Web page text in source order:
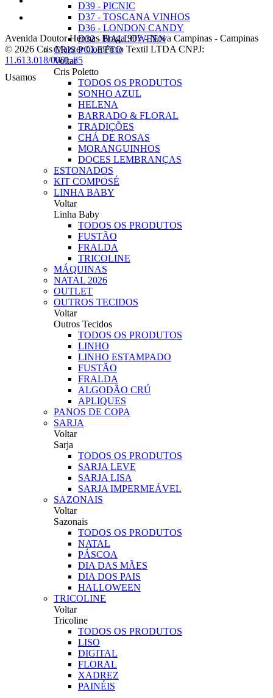
D39 - PICNIC
D37 - TOSCANA VINHOS
D36 - LONDON CANDY
D32 - HALLOWEEN
CRIS POLETTO
Voltar
Cris Poletto
TODOS OS PRODUTOS
SONHO AZUL
HELENA
BARRADO & FLORAL
TRADIÇÕES
CHÁ DE ROSAS
MORANGUINHOS
DOCES LEMBRANÇAS
ESTONADOS
KIT COMPOSÉ
LINHA BABY
Voltar
Linha Baby
TODOS OS PRODUTOS
FUSTÃO
FRALDA
TRICOLINE
MÁQUINAS
NATAL 2026
OUTLET
OUTROS TECIDOS
Voltar
Outros Tecidos
TODOS OS PRODUTOS
LINHO
LINHO ESTAMPADO
FUSTÃO
FRALDA
ALGODÃO CRÚ
APLIQUES
PANOS DE COPA
SARJA
Voltar
Sarja
TODOS OS PRODUTOS
SARJA LEVE
SARJA LISA
SARJA IMPERMEÁVEL
SAZONAIS
Voltar
Sazonais
TODOS OS PRODUTOS
NATAL
PÁSCOA
DIA DAS MÃES
DIA DOS PAIS
HALLOWEEN
TRICOLINE
Voltar
Tricoline
TODOS OS PRODUTOS
LISO
DIGITAL
FLORAL
XADREZ
PAINÉIS
Avenida Doutor Hermas Braga 907-Nova Campinas - Campinas
© 2026 Cris Mazzer Comércio Textil LTDA CNPJ:
11.613.018/0001-85
Usamos